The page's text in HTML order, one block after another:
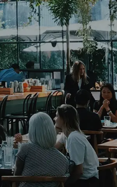
お知らせ
お役立ちコラム
採用情報